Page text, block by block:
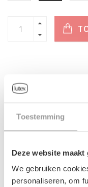
Toestemming
Deze website
We gebruiken
personaliseren, om
Geen informatie